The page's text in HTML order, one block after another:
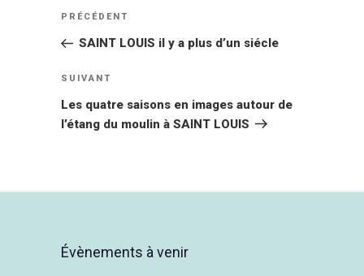
Navigation
l’article
Article
précédent
PRÉCÉDENT
SAINT LOUIS il y a plus d’un siécle
Article
suivant
SUIVANT
Les quatre saisons en images autour de
l’étang du moulin à SAINT LOUIS
Évènements à venir